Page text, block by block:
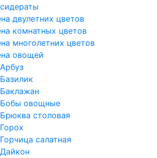
сидераты
двулетних цветов
комнатных цветов
многолетних цветов
овощей
Арбуз
Базилик
Баклажан
Бобы овощные
Брюква столовая
Горох
Горчица салатная
Дайкон